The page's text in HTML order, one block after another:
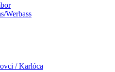
Werbass
/ Karlóca